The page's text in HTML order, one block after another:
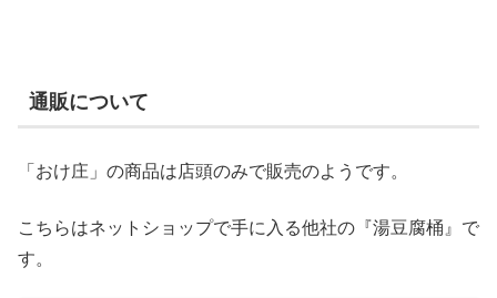
通販について
「おけ庄」の商品は店頭のみで販売のようです。
こちらはネットショップで手に入る他社の『湯豆腐桶』で
す。